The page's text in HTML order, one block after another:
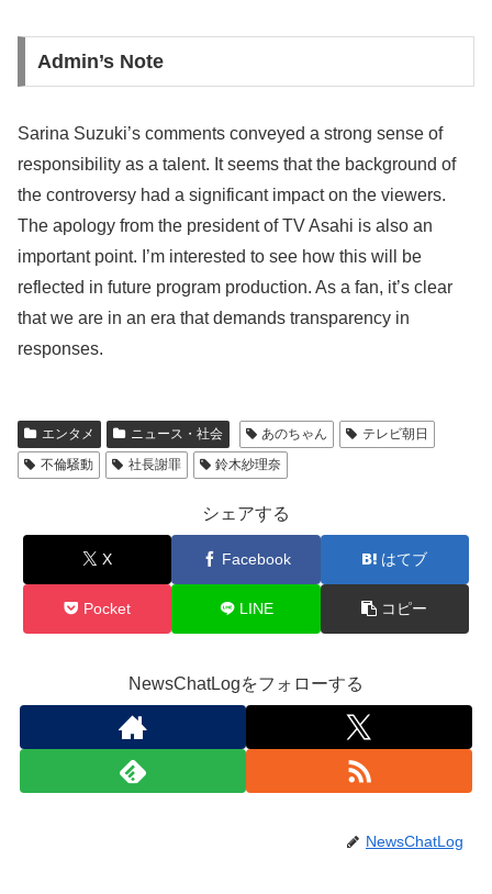
Admin’s Note
Sarina Suzuki’s comments conveyed a strong sense of
responsibility as a talent. It seems that the background of
the controversy had a significant impact on the viewers.
The apology from the president of TV Asahi is also an
important point. I’m interested to see how this will be
reflected in future program production. As a fan, it’s clear
that we are in an era that demands transparency in
responses.
エンタメ ニュース・社会 あのちゃん
テレビ朝日
不倫騒動
社長謝罪 鈴木紗理奈
シェアする
X Facebook はてブ
Pocket LINE コピー
NewsChatLogをフォローする
NewsChatLog